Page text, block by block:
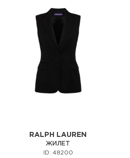
RALPH LAUREN
ЖИЛЕТ
ID: 48200